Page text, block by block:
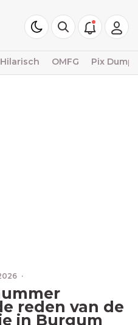
Hilarisch OMFG Pix Dump
·
reden van de
in Burgum